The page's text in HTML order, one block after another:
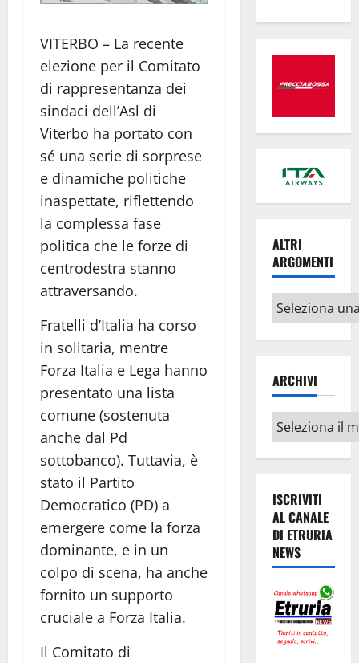
VITERBO – La recente
elezione per il Comitato
di rappresentanza dei
sindaci dell’Asl di
Viterbo ha portato con
sé una serie di sorprese
e dinamiche politiche
inaspettate, riflettendo
la complessa fase
politica che le forze di
centrodestra stanno
attraversando.
Fratelli d’Italia ha corso
in solitaria, mentre
Forza Italia e Lega hanno
presentato una lista
comune (sostenuta
anche dal Pd
sottobanco). Tuttavia, è
stato il Partito
Democratico (PD) a
emergere come la forza
dominante, e in un
colpo di scena, ha anche
fornito un supporto
cruciale a Forza Italia.
Il Comitato di
ALTRI
ARGOMENTI
Altri
argomenti
ARCHIVI
Archivi
ISCRIVITI
AL CANALE
DI ETRURIA
NEWS